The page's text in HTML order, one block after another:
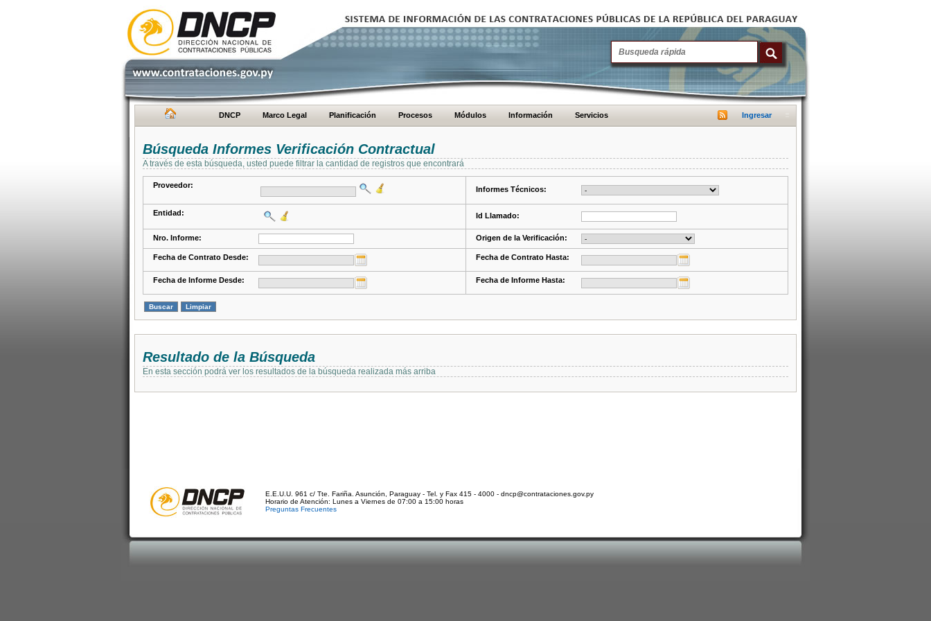
DNCP Marco Legal Planificación Procesos Módulos Información Servicios Ingresar
Búsqueda Informes Verificación Contractual
A través de esta búsqueda, usted puede filtrar la cantidad de registros que encontrará
Proveedor: Informes Técnicos:
Entidad: Id Llamado:
Nro. Informe: Origen de la Verificación:
Fecha de Contrato Desde: Fecha de Contrato Hasta:
Fecha de Informe Desde: Fecha de Informe Hasta:
Resultado de la Búsqueda
En esta sección podrá ver los resultados de la búsqueda realizada más arriba
E.E.U.U. 961 c/ Tte. Fariña. Asunción, Paraguay - Tel. y Fax 415 - 4000 - dncp@contrataciones.gov.py
Horario de Atención: Lunes a Viernes de 07:00 a 15:00 horas
Preguntas Frecuentes